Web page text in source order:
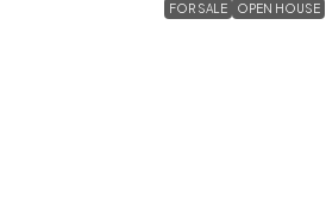
FOR SALE OPEN HOUSE